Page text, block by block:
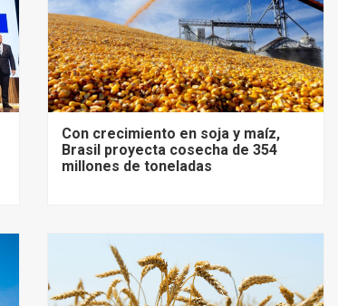
Con crecimiento en soja y maíz,
Brasil proyecta cosecha de 354
millones de toneladas